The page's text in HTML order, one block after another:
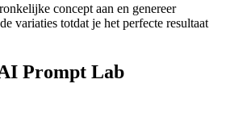
concept aan en genereer
variaties totdat je het perfecte resultaat
Prompt Lab